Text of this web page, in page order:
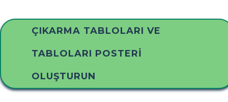
ÇIKARMA TABLOLARI VE
TABLOLARI POSTERI
OLUŞTURUN